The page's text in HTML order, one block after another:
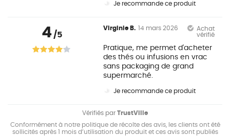
Je recommande ce produit
4/5
Virginie B. 14 mars 2026
Achat
vérifié
Pratique, me permet d'acheter
des thés ou infusions en vrac
sans packaging de grand
supermarché.
Je recommande ce produit
Vérifiés par TrustVille
Conformément à notre politique de récolte des avis, les clients ont été
sollicités après 1 mois d’utilisation du produit et ces avis sont publiés